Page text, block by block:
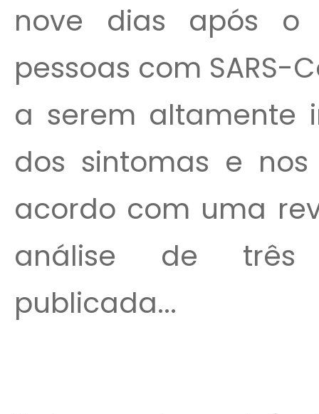
nove dias após o
pessoas com SARS-
a serem altamente
dos sintomas e
acordo com uma
análise de três
publicada...